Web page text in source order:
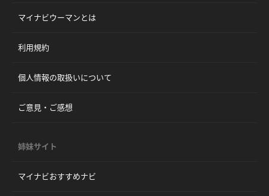
マイナビウーマンとは
利用規約
個人情報の取扱いについて
ご意見・ご感想
姉妹サイト
マイナビおすすめナビ